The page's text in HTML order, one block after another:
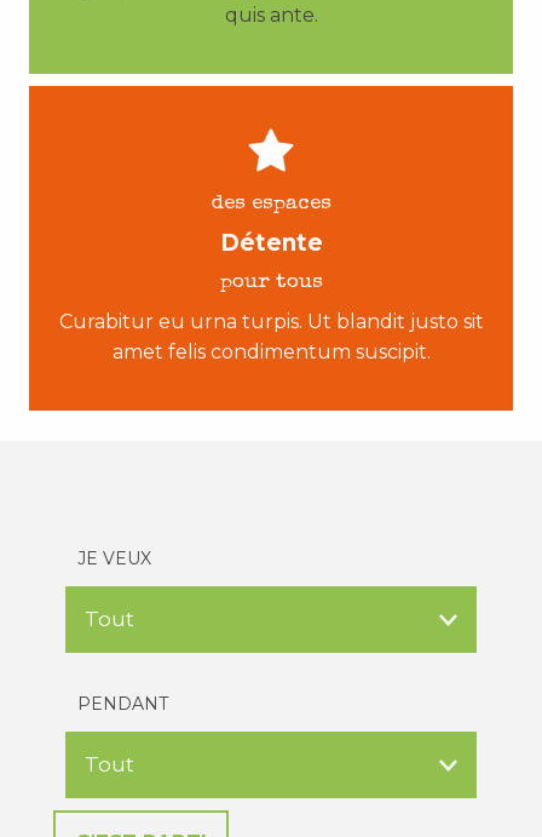
quis ante.
des espaces
Détente
pour tous
Curabitur eu urna turpis. Ut blandit justo sit
amet felis condimentum suscipit.
JE VEUX
PENDANT